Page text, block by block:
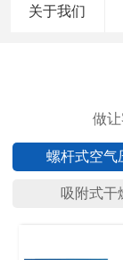
关于我们
螺杆式空
吸附式干